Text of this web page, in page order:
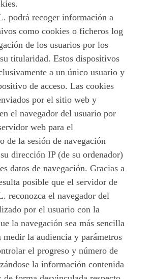
podrá recoger información a
como cookies o ficheros log
de los usuarios por los
titularidad. Estos dispositivos
a un único usuario y
de acceso. Las cookies
por el sitio web y
el navegador del usuario por
web para el
de la sesión de navegación
dirección IP (de su ordenador)
datos de navegación. Gracias a
posible que el servidor de
reconozca el navegador del
por el usuario con la
la navegación sea más sencilla
medir la audiencia y parámetros
el progreso y número de
la información contenida